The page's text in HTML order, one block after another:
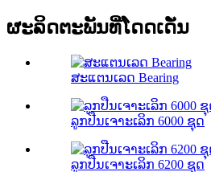
ຜະລິດຕະພັນທີ່ໂດດເດັ່ນ
ສະແຕນເລດ Bearing
ລູກປືນເຈາະເລິກ 6000 ຊຸດ
ລູກປືນເຈາະເລິກ 6200 ຊຸດ